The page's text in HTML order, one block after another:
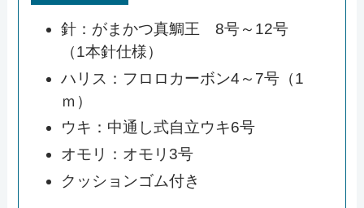
針：がまかつ真鯛王 8号～12号
（1本針仕様）
ハリス：フロロカーボン4～7号（1
ｍ）
ウキ：中通し式自立ウキ6号
オモリ：オモリ3号
クッションゴム付き